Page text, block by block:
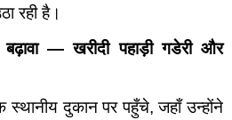
रही है।
बढ़ावा —खरीदी पहाड़ी गडेरी और
स्थानीय दुकान पर पहुँचे, जहाँ उन्होंने